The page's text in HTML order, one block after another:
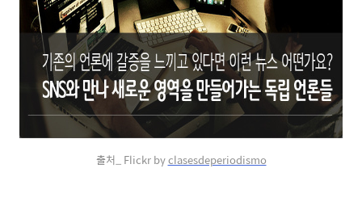
출처_ Flickr byclasesdeperiodismo